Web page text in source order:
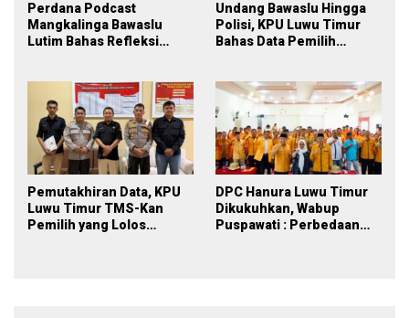
Perdana Podcast
Mangkalinga Bawaslu
Lutim Bahas Refleksi
Undang Bawaslu Hingga
Polisi, KPU Luwu Timur
Bahas Data Pemilih
Pemutakhiran Data, KPU
Luwu Timur TMS-Kan
Pemilih yang Lolos
DPC Hanura Luwu Timur
Dikukuhkan, Wabup
Puspawati : Perbedaan